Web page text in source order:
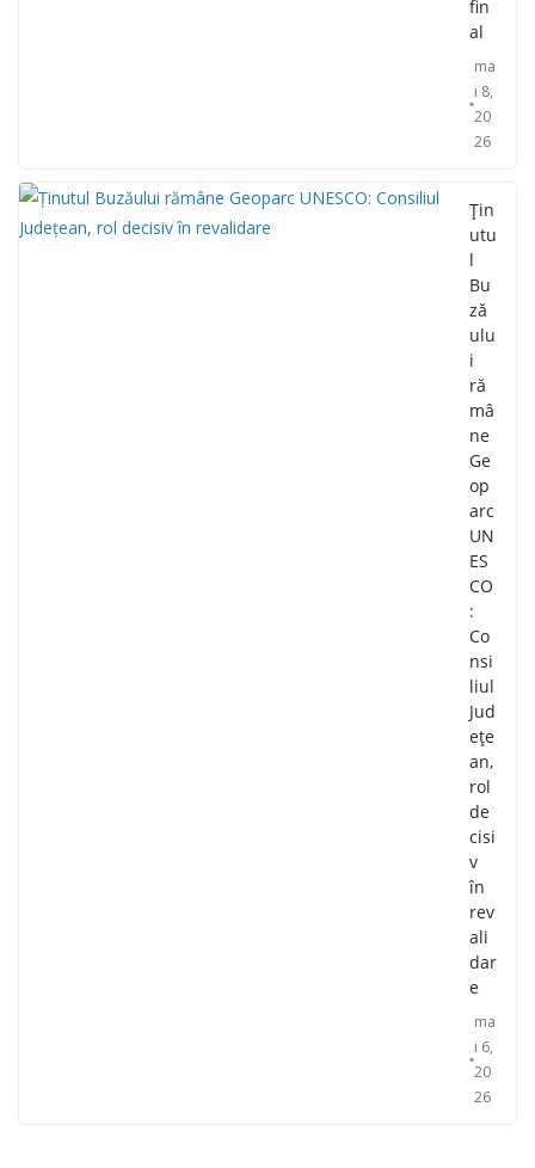
fin
al
ma
i 8,
20
26
Țin
utu
l
Bu
ză
ulu
i
ră
mâ
ne
Ge
op
arc
UN
ES
CO
:
Co
nsi
liul
Jud
ețe
an,
rol
de
cisi
v
în
rev
ali
dar
e
ma
i 6,
20
26